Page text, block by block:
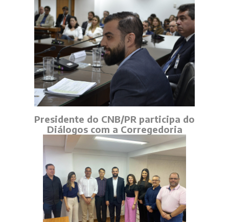
Presidente do CNB/PR participa do
Diálogos com a Corregedoria